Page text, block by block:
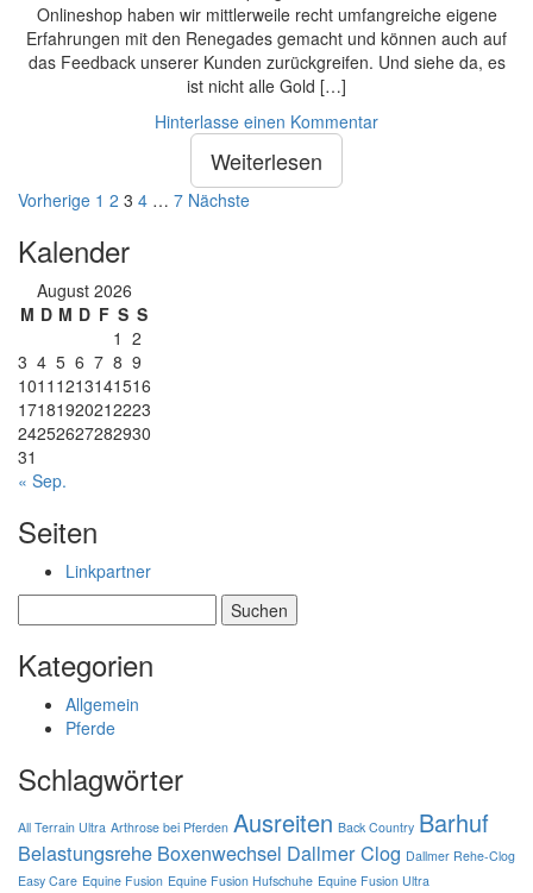
Onlineshop haben wir mittlerweile recht umfangreiche eigene
Erfahrungen mit den Renegades gemacht und können auch auf
das Feedback unserer Kunden zurückgreifen. Und siehe da, es
ist nicht alle Gold […]
Hinterlasse einen Kommentar
Weiterlesen
Seitennummerierung
der
Beiträge
Vorherige 1 2 3 4 … 7 Nächste
Kalender
August 2026
M D M D F S S
1 2
3 4 5 6 7 8 9
1011 1213141516
17181920212223
24252627282930
31
« Sep.
Seiten
Linkpartner
nach:
Kategorien
Allgemein
Pferde
Schlagwörter
All Terrain Ultra Arthrose bei Pferden Ausreiten Back Country Barhuf
Belastungsrehe Boxenwechsel Dallmer Clog Dallmer Rehe-Clog
Easy Care Equine Fusion Equine Fusion Hufschuhe Equine Fusion Ultra